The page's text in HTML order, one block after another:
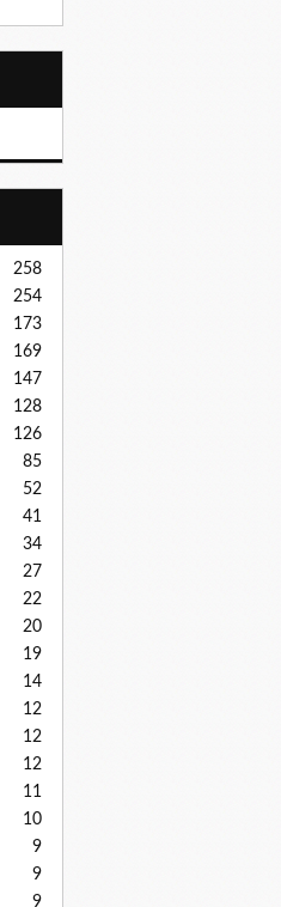
258
254
173
169
147
128
126
85
52
41
34
27
22
20
19
14
12
12
12
11
10
9
9
9